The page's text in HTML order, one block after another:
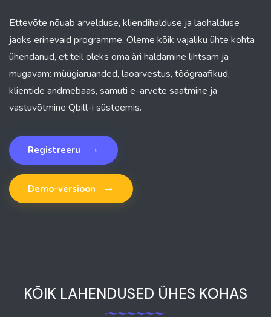
Ettevõte nõuab arvelduse, kliendihalduse ja laohalduse
jaoks erinevaid programme. Oleme kõik vajaliku ühte kohta
ühendanud, et teil oleks oma äri haldamine lihtsam ja
mugavam: müügiaruanded, laoarvestus, töögraafikud,
klientide andmebaas, samuti e-arvete saatmine ja
vastuvõtmine Qbill-i süsteemis.
Registreeru →
Demo-versioon →
KÕIK LAHENDUSED ÜHES KOHAS